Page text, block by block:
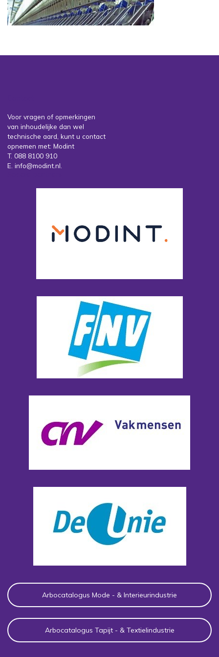
Voor vragen of opmerkingen
van inhoudelijke dan wel
technische aard, kunt u contact
opnemen met: Modint
T. 088 8100 910
E. info@modint.nl.
Arbocatalogus Mode - & Interieurindustrie
Arbocatalogus Tapijt - & Textielindustrie